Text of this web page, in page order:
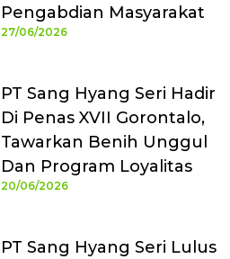
Pengabdian Masyarakat
27/06/2026
PT Sang Hyang Seri Hadir
Di Penas XVII Gorontalo,
Tawarkan Benih Unggul
Dan Program Loyalitas
20/06/2026
PT Sang Hyang Seri Lulus